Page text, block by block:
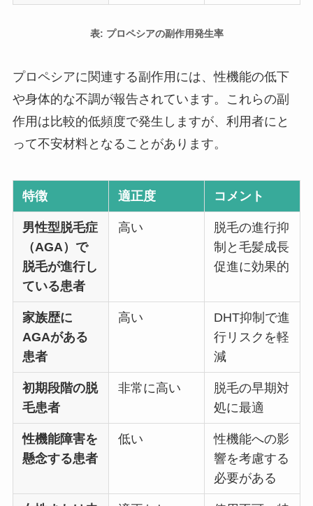
表: プロペシアの副作用発生率
プロペシアに関連する副作用には、性機能の低下
や身体的な不調が報告されています。これらの副
作用は比較的低頻度で発生しますが、利用者にと
って不安材料となることがあります。
特徴 適正度 コメント
男性型脱毛症
（AGA）で
脱毛が進行し
ている患者
高い
脱毛の進行抑
制と毛髪成長
促進に効果的
家族歴に
AGAがある
患者
高い
DHT抑制で進
行リスクを軽
減
初期段階の脱
毛患者
非常に高い
脱毛の早期対
処に最適
性機能障害を
懸念する患者
低い
性機能への影
響を考慮する
必要がある